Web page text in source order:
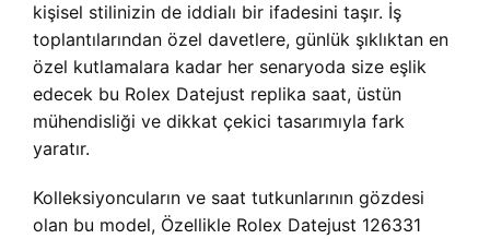
kişisel stilinizin de iddialı bir ifadesini taşır. İş
toplantılarından özel davetlere, günlük şıklıktan en
özel kutlamalara kadar her senaryoda size eşlik
edecek bu Rolex Datejust replika saat, üstün
mühendisliği ve dikkat çekici tasarımıyla fark
yaratır.
Kolleksiyoncuların ve saat tutkunlarının gözdesi
olan bu model, Özellikle Rolex Datejust 126331